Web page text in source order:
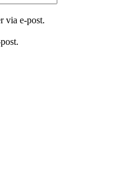
via e-post.